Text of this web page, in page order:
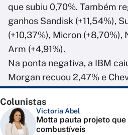
que subiu 0,70%. Também
ganhos Sandisk (+11,54%),
(+10,37%), Micron (+8,70%),
Arm (+4,91%).
Na ponta negativa, a IBM
Morgan recuou 2,47% e
Colunistas
Victoria Abel
Motta pauta projeto
combustíveis